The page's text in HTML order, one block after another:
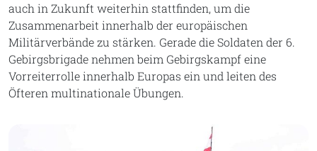
auch in Zukunft weiterhin stattfinden, um die
Zusammenarbeit innerhalb der europäischen
Militärverbände zu stärken. Gerade die Soldaten der 6.
Gebirgsbrigade nehmen beim Gebirgskampf eine
Vorreiterrolle innerhalb Europas ein und leiten des
Öfteren multinationale Übungen.